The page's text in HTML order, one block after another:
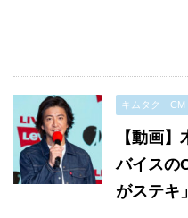
キムタク CM
【動画
バイスの
がステキ